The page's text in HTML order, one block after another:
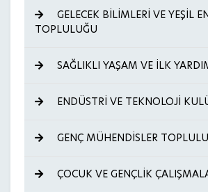
GELECEK BİLİMLERİ VE YEŞİL
TOPLULUĞU
SAĞLIKLI YAŞAM VE İLK
ENDÜSTRİ VE TEKNOLOJİ
GENÇ MÜHENDİSLER
ÇOCUK VE GENÇLİK